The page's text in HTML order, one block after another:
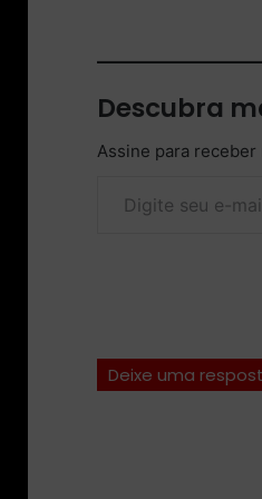
Descubra
Assine para receber
Deixe uma